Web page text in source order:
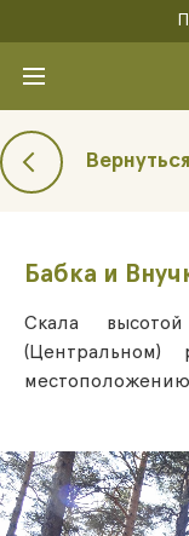
Вернуться
Бабка и
Скала